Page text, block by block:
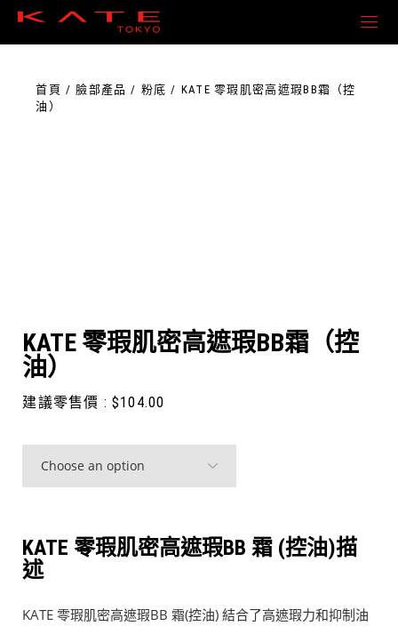
首頁 臉部產品 粉底
KATE 零瑕肌密高遮瑕BB霜（控
油）
KATE 零瑕肌密高遮瑕BB霜（控
油）
建議零售價 : $104.00
KATE 零瑕肌密高遮瑕BB 霜 (控油)描
述
KATE 零瑕肌密高遮瑕BB 霜(控油) 結合了高遮瑕力和抑制油